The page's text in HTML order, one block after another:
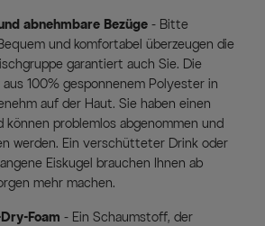
abnehmbare Bezüge - Bitte
und komfortabel überzeugen die
garantiert auch Sie. Die
100% gesponnenem Polyester in
auf der Haut. Sie haben einen
können problemlos abgenommen und
werden. Ein verschütteter Drink oder
Eiskugel brauchen Ihnen ab
mehr machen.
Foam - Ein Schaumstoff, der